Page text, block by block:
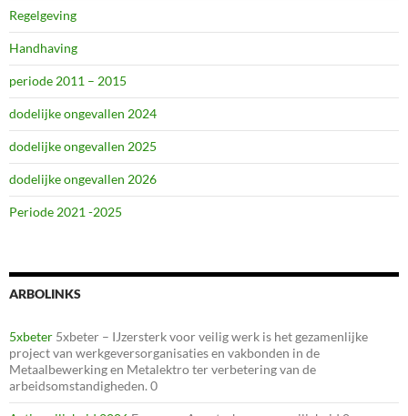
Regelgeving
Handhaving
periode 2011 – 2015
dodelijke ongevallen 2024
dodelijke ongevallen 2025
dodelijke ongevallen 2026
Periode 2021 -2025
ARBOLINKS
5xbeter 5xbeter – IJzersterk voor veilig werk is het gezamenlijke
project van werkgeversorganisaties en vakbonden in de
Metaalbewerking en Metalektro ter verbetering van de
arbeidsomstandigheden. 0